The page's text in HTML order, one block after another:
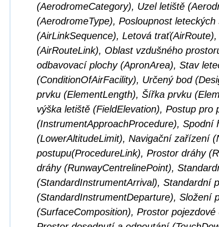
(AerodromeCategory), Uzel letiště
(AerodromeType), Posloupnost leteckých
(AirLinkSequence), Letová
(AirRouteLink), Oblast vzdušného
odbavovací plochy (ApronArea), Stav
(ConditionOfAirFacility), Určený bod
prvku (ElementLength), Šířka prvku
výška letiště (FieldElevation), Postup pro
(InstrumentApproachProcedure), Spodní
(LowerAltitudeLimit), Navigační zařízení
postupu(ProcedureLink), Prostor dráhy
dráhy (RunwayCentrelinePoint),
(StandardInstrumentArrival), Standardní
(StandardInstrumentDeparture), Složení
(SurfaceComposition), Prostor